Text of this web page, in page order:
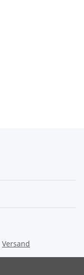
Versand